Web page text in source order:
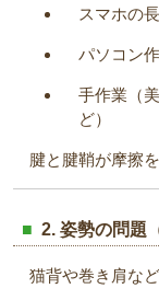
スマホの
パソコン
手作業（
ど）
腱と腱鞘が摩擦
2. 姿勢の問題
猫背や巻き肩な